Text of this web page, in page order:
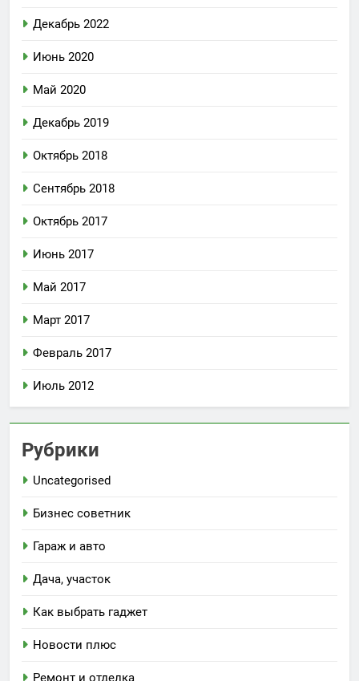
Декабрь 2022
Июнь 2020
Май 2020
Декабрь 2019
Октябрь 2018
Сентябрь 2018
Октябрь 2017
Июнь 2017
Май 2017
Март 2017
Февраль 2017
Июль 2012
Рубрики
Uncategorised
Бизнес советник
Гараж и авто
Дача, участок
Как выбрать гаджет
Новости плюс